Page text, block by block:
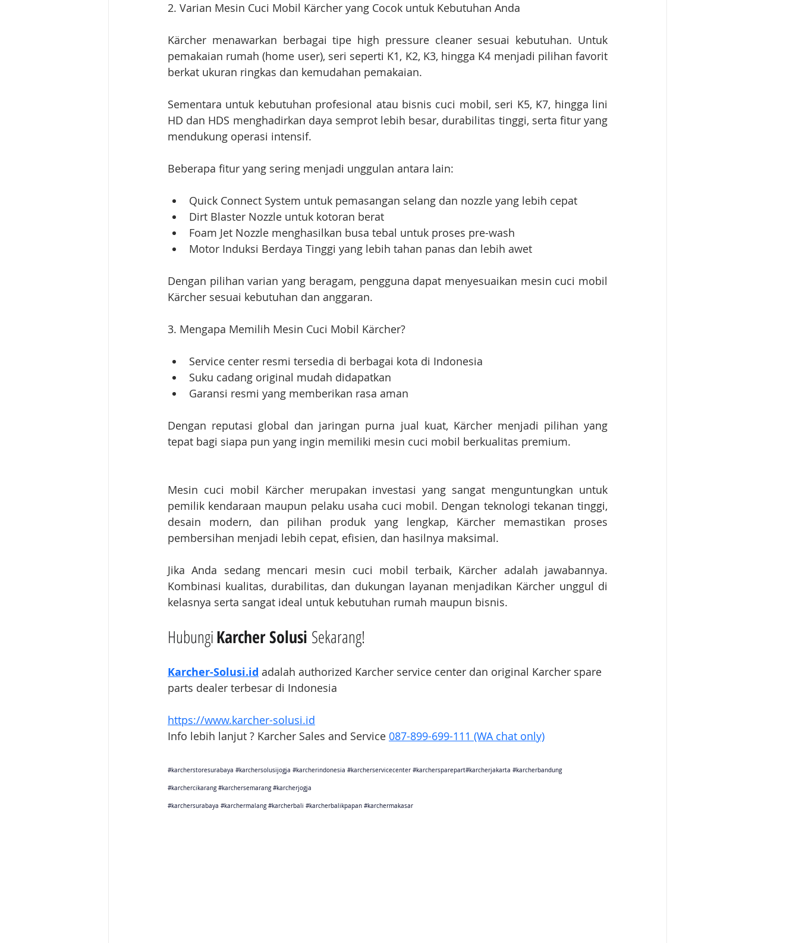
2. Varian Mesin Cuci Mobil Kärcher yang Cocok untuk Kebutuhan Anda
Kärcher menawarkan berbagai tipe high pressure cleaner sesuai kebutuhan. Untuk
pemakaian rumah (home user), seri seperti K1, K2, K3, hingga K4 menjadi pilihan favorit
berkat ukuran ringkas dan kemudahan pemakaian.
Sementara untuk kebutuhan profesional atau bisnis cuci mobil, seri K5, K7, hingga lini
HD dan HDS menghadirkan daya semprot lebih besar, durabilitas tinggi, serta fitur yang
mendukung operasi intensif.
Beberapa fitur yang sering menjadi unggulan antara lain:
Quick Connect System untuk pemasangan selang dan nozzle yang lebih cepat
Dirt Blaster Nozzle untuk kotoran berat
Foam Jet Nozzle menghasilkan busa tebal untuk proses pre-wash
Motor Induksi Berdaya Tinggi yang lebih tahan panas dan lebih awet
Dengan pilihan varian yang beragam, pengguna dapat menyesuaikan mesin cuci mobil
Kärcher sesuai kebutuhan dan anggaran.
3. Mengapa Memilih Mesin Cuci Mobil Kärcher?
Service center resmi tersedia di berbagai kota di Indonesia
Suku cadang original mudah didapatkan
Garansi resmi yang memberikan rasa aman
Dengan reputasi global dan jaringan purna jual kuat, Kärcher menjadi pilihan yang
tepat bagi siapa pun yang ingin memiliki mesin cuci mobil berkualitas premium.
Mesin cuci mobil Kärcher merupakan investasi yang sangat menguntungkan untuk
pemilik kendaraan maupun pelaku usaha cuci mobil. Dengan teknologi tekanan tinggi,
desain modern, dan pilihan produk yang lengkap, Kärcher memastikan proses
pembersihan menjadi lebih cepat, efisien, dan hasilnya maksimal.
Jika Anda sedang mencari mesin cuci mobil terbaik, Kärcher adalah jawabannya.
Kombinasi kualitas, durabilitas, dan dukungan layanan menjadikan Kärcher unggul di
kelasnya serta sangat ideal untuk kebutuhan rumah maupun bisnis.
Hubungi Karcher Solusi Sekarang!
Karcher-Solusi.id adalah authorized Karcher service center dan original Karcher spare
parts dealer terbesar di Indonesia
https://www.karcher-solusi.id
Info lebih lanjut ? Karcher Sales and Service 087-899-699-111 (WA chat only)
#karcherstoresurabaya #karchersolusijogja #karcherindonesia #karcherservicecenter #karchersparepart#karcherjakarta #karcherbandung
#karchercikarang #karchersemarang #karcherjogja
#karchersurabaya #karchermalang #karcherbali #karcherbalikpapan #karchermakasar